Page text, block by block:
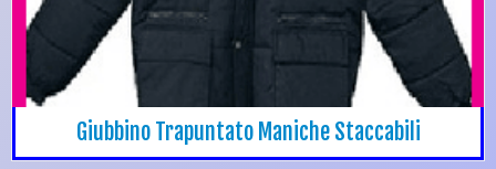
Giubbino Trapuntato Maniche Staccabili